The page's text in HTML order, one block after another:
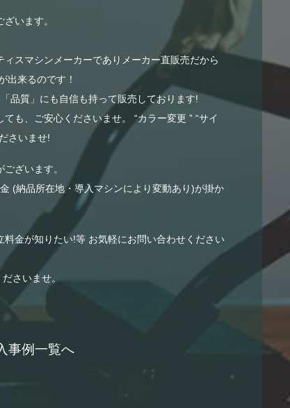
います。
スマシンメーカーでありメーカー直販売だから
出来るのです！
品質」にも自信も持って販売しております!
も、ご安心くださいませ。 “カラー変更 ” “サイ
さいませ!
ざいます。
(納品所在地・導入マシンにより変動あり)が掛か
金が知りたい!等 お気軽にお問い合わせください
さいませ。
事例一覧へ